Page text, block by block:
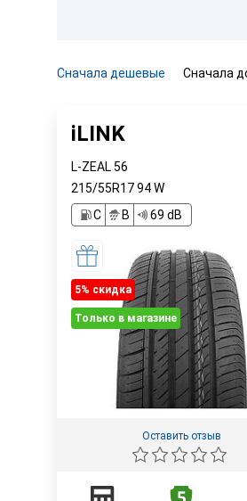
Сначала дешевые Сначала
iLINK
L-ZEAL 56
215/55R1794W
C
B 69 dB
5% cкидка
Только в магазине
Оставить отзыв